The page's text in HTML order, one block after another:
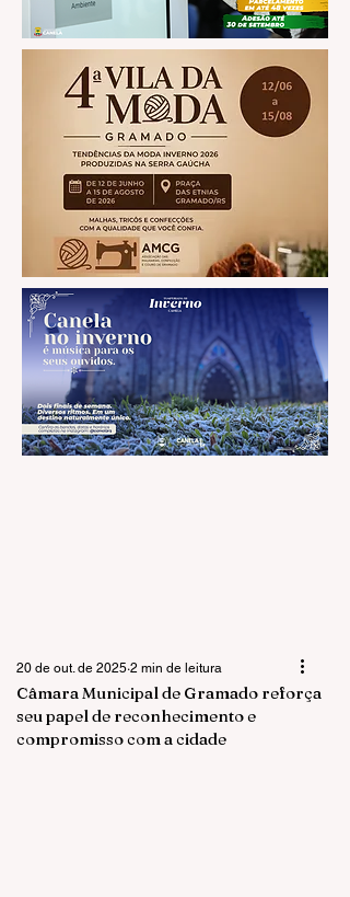
Câmara Municipal de Gramado reforça
seu papel de reconhecimento e
compromisso com a cidade
20 de out. de 2025 2 min de leitura